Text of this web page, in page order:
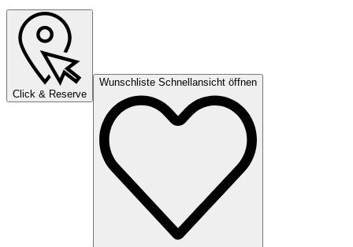
Click & Reserve
Wunschliste Schnellansicht öffnen